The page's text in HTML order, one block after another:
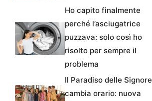
Ho capito finalmente
perché l’asciugatrice
puzzava: solo così ho
risolto per sempre il
problema
Il Paradiso delle Signore
cambia orario: nuova